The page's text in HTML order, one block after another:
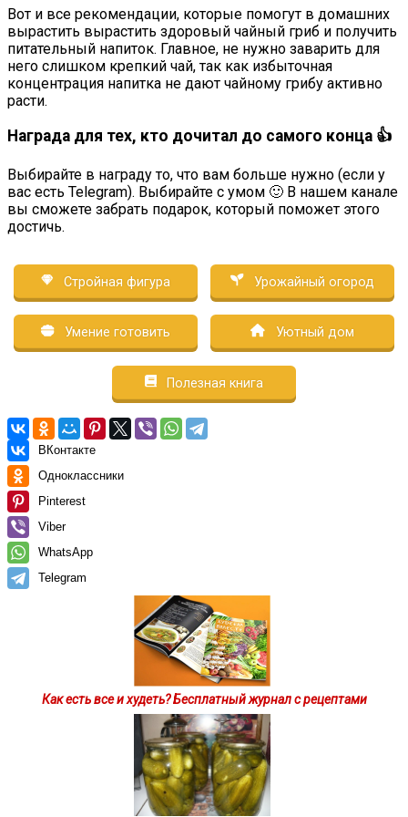
Вот и все рекомендации, которые помогут в домашних
вырастить вырастить здоровый чайный гриб и получить
питательный напиток. Главное, не нужно заварить для
него слишком крепкий чай, так как избыточная
концентрация напитка не дают чайному грибу активно
расти.
Награда для тех, кто дочитал до самого конца 👍
Выбирайте в награду то, что вам больше нужно (если у
вас есть Telegram). Выбирайте с умом 🙂 В нашем канале
вы сможете забрать подарок, который поможет этого
достичь.
Стройная фигура Урожайный огород
Умение готовить Уютный дом
Полезная книга
ВКонтакте
Одноклассники
Pinterest
Viber
WhatsApp
Telegram
Как есть все и худеть? Бесплатный журнал с рецептами